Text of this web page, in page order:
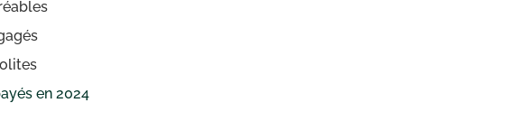
en 2024